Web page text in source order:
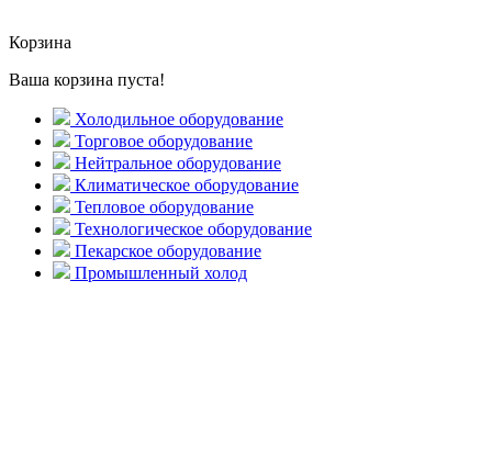
Корзина
Ваша корзина пуста!
Холодильное оборудование
Торговое оборудование
Нейтральное оборудование
Климатическое оборудование
Тепловое оборудование
Технологическое оборудование
Пекарское оборудование
Промышленный холод